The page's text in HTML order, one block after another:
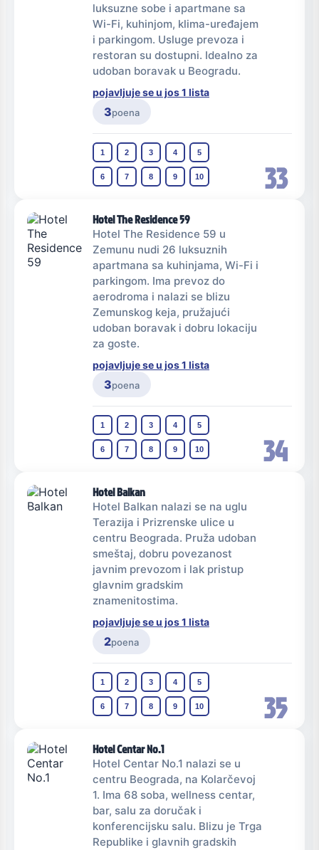
33
luksuzne sobe i apartmane sa
Wi-Fi, kuhinjom, klima-uređajem
i parkingom. Usluge prevoza i
restoran su dostupni. Idealno za
udoban boravak u Beogradu.
pojavljuje se u jos 1 lista
3poena
1 2 3 4 5
6 7 8 9 10
34
Hotel The Residence 59
Hotel The Residence 59 u
Zemunu nudi 26 luksuznih
apartmana sa kuhinjama, Wi-Fi i
parkingom. Ima prevoz do
aerodroma i nalazi se blizu
Zemunskog keja, pružajući
udoban boravak i dobru lokaciju
za goste.
pojavljuje se u jos 1 lista
3poena
1 2 3 4 5
6 7 8 9 10
35
Hotel Balkan
Hotel Balkan nalazi se na uglu
Terazija i Prizrenske ulice u
centru Beograda. Pruža udoban
smeštaj, dobru povezanost
javnim prevozom i lak pristup
glavnim gradskim
znamenitostima.
pojavljuje se u jos 1 lista
2poena
1 2 3 4 5
6 7 8 9 10
Hotel Centar No.1
Hotel Centar No.1 nalazi se u
centru Beograda, na Kolarčevoj
1. Ima 68 soba, wellness centar,
bar, salu za doručak i
konferencijsku salu. Blizu je Trga
Republike i glavnih gradskih